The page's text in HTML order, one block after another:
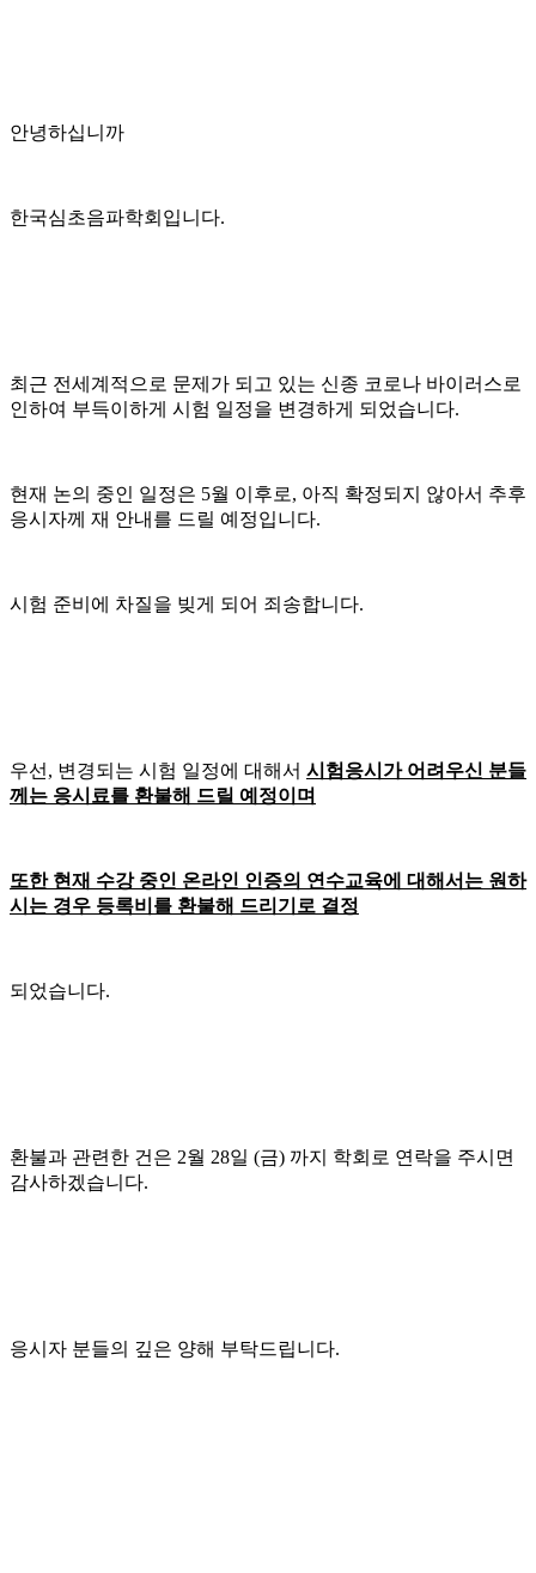
안녕하십니까
한국심초음파학회입니다.
최근 전세계적으로 문제가 되고 있는 신종 코로나 바이러스로
인하여 부득이하게 시험 일정을 변경하게 되었습니다.
현재 논의 중인 일정은 5월 이후로, 아직 확정되지 않아서 추후
응시자께 재 안내를 드릴 예정입니다.
시험 준비에 차질을 빚게 되어 죄송합니다.
우선, 변경되는 시험 일정에 대해서 시험응시가 어려우신 분들
께는 응시료를 환불해 드릴 예정이며
또한 현재 수강 중인 온라인 인증의 연수교육에 대해서는 원하
시는 경우 등록비를 환불해 드리기로 결정
되었습니다.
환불과 관련한 건은 2월 28일 (금) 까지 학회로 연락을 주시면
감사하겠습니다.
응시자 분들의 깊은 양해 부탁드립니다.